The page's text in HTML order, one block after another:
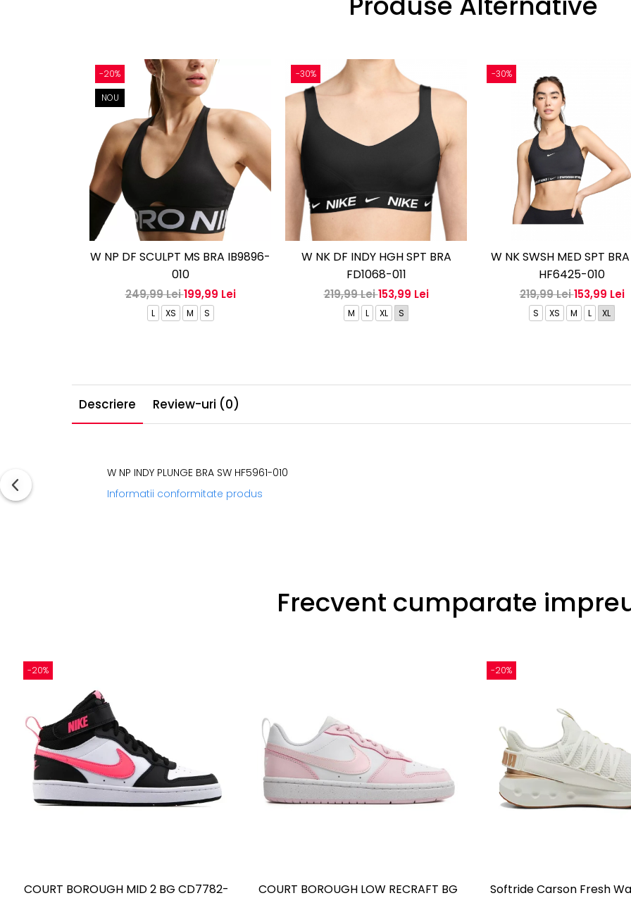
-20%
NOU
W NP DF SCULPT MS BRA IB9896-
010
249,99 Lei199,99 Lei
L XS M S
-30%
W NK DF INDY HGH SPT BRA
FD1068-011
219,99 Lei153,99 Lei
M L XL S
-30%
W NK SWSH MED SPT
HF6425-010
219,99 Lei153,99 Lei
S XS M L XL
Descriere Review-uri (0)
W NP INDY PLUNGE BRA SW HF5961-010
Informatii conformitate produs
Frecvent cumparate
-20%
COURT BOROUGH MID 2 BG CD7782-
COURT BOROUGH LOW RECRAFT BG
-20%
Softride Carson Fresh